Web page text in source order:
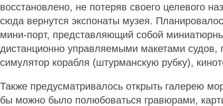
восстановлено, не потеряв своего целевого
сюда вернутся экспонаты музея.
мини-порт, представляющий собой
дистанционно управляемыми макетами судов,
симулятор корабля (штурманскую рубку),
Также предусматривалось открыть галерею
бы можно было полюбоваться гравюрами,